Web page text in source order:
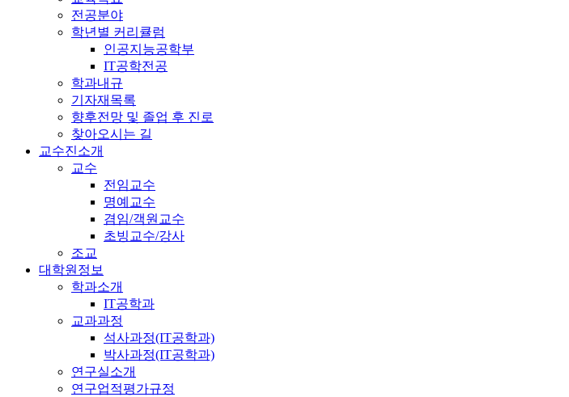
전공분야
학년별 커리큘럼
인공지능공학부
IT공학전공
학과내규
기자재목록
향후전망 및 졸업 후 진로
찾아오시는 길
교수진소개
교수
전임교수
명예교수
겸임/객원교수
초빙교수/강사
조교
대학원정보
학과소개
IT공학과
교과과정
석사과정(IT공학과)
박사과정(IT공학과)
연구실소개
연구업적평가규정